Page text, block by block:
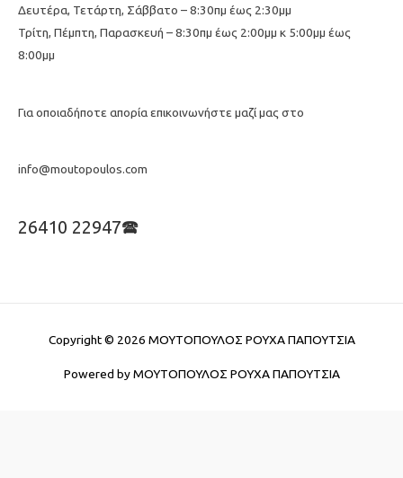
Δευτέρα, Τετάρτη, Σάββατο – 8:30πμ έως 2:30μμ
Τρίτη, Πέμπτη, Παρασκευή – 8:30πμ έως 2:00μμ κ 5:00μμ έως
8:00μμ
Για οποιαδήποτε απορία επικοινωνήστε μαζί μας στο
info@moutopoulos.com
26410 22947🕿
Copyright © 2026 ΜΟΥΤΟΠΟΥΛΟΣ ΡΟΥΧΑ ΠΑΠΟΥΤΣΙΑ
Powered byΜΟΥΤΟΠΟΥΛΟΣ ΡΟΥΧΑ ΠΑΠΟΥΤΣΙΑ